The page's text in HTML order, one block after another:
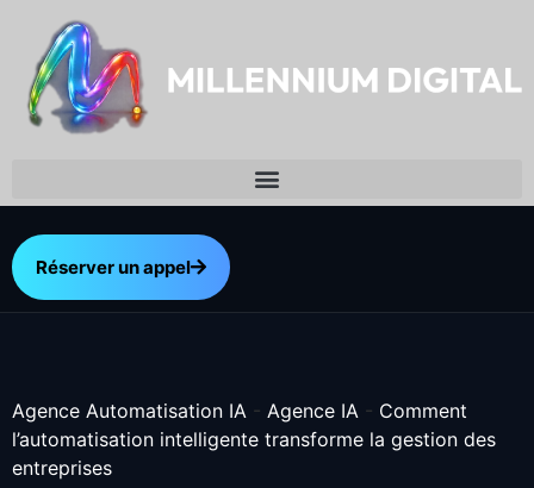
Réserver un appel
Agence Automatisation IA - Agence IA - Comment
l’automatisation intelligente transforme la gestion des
entreprises